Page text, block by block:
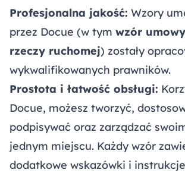
Profesjonalna jakość: Wzory
przez Docue (w tym wzór
rzeczy ruchomej) zostały
wykwalifikowanych prawników.
Prostota i łatwość obsługi:
Docue, możesz tworzyć,
podpisywać oraz zarządzać
jednym miejscu. Każdy wzór
dodatkowe wskazówki i